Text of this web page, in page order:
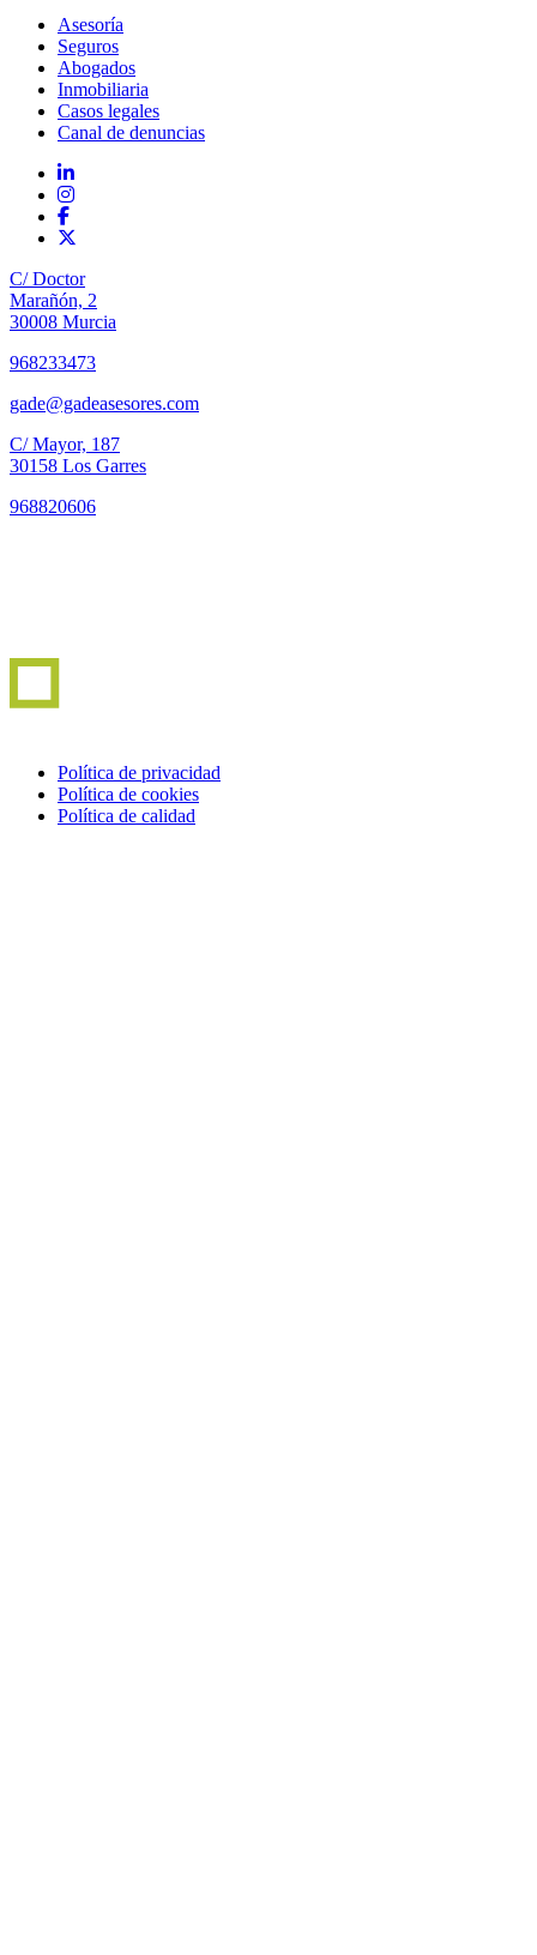
Asesoría
Seguros
Abogados
Inmobiliaria
Casos legales
Canal de denuncias
C/ Doctor
Marañón, 2
30008 Murcia
968233473
gade@gadeasesores.com
C/ Mayor, 187
30158 Los Garres
968820606
Política de privacidad
Política de cookies
Política de calidad